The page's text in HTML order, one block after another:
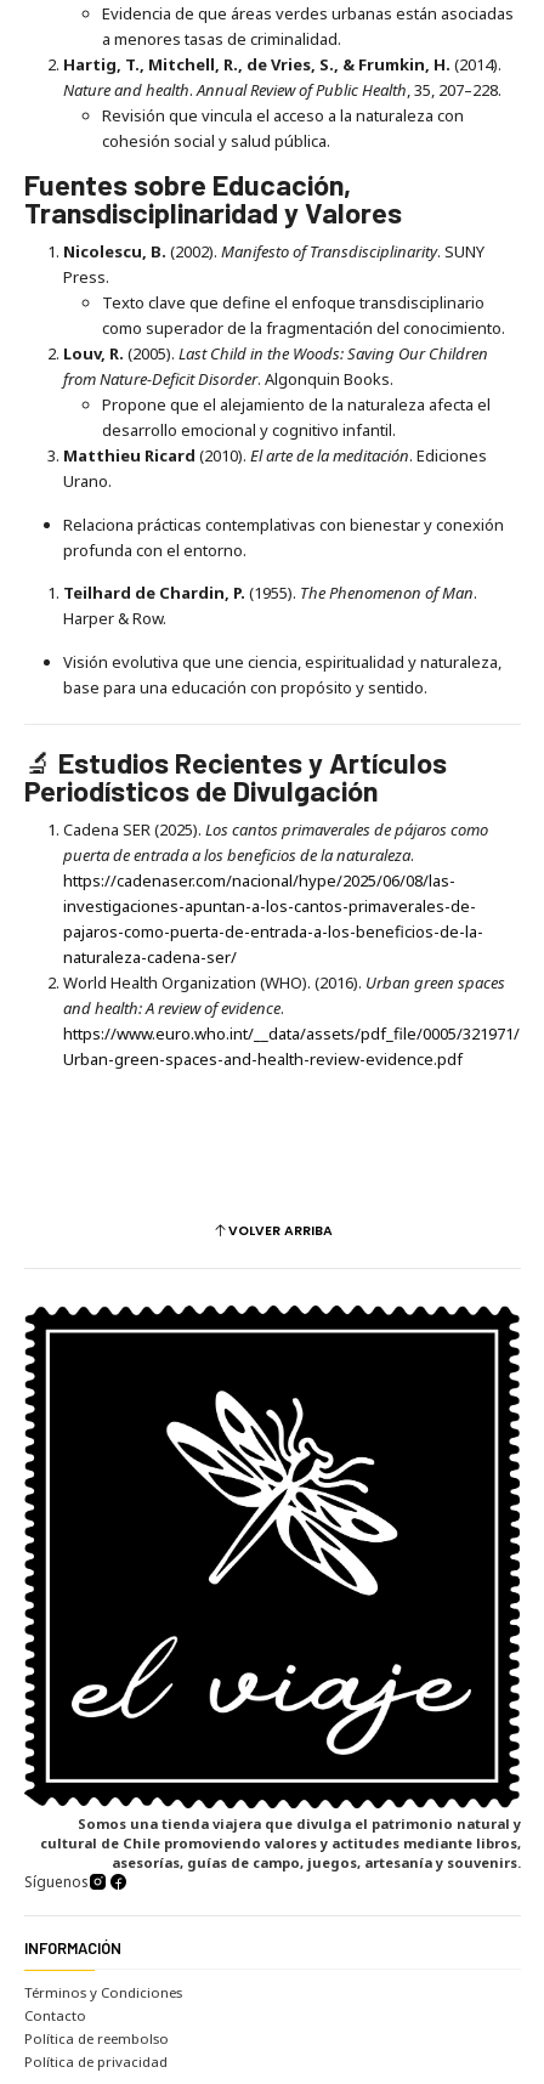
Evidencia de que áreas verdes urbanas están asociadas
a menores tasas de criminalidad.
Hartig, T., Mitchell, R., de Vries, S., & Frumkin, H. (2014).
Nature and health.Annual Review of Public Health, 35, 207–228.
Revisión que vincula el acceso a la naturaleza con
cohesión social y salud pública.
Fuentes sobre Educación,
Transdisciplinaridad y Valores
Nicolescu, B. (2002). Manifesto of Transdisciplinarity. SUNY
Press.
Texto clave que define el enfoque transdisciplinario
como superador de la fragmentación del conocimiento.
Louv, R. (2005). Last Child in the Woods: Saving Our Children
from Nature-Deficit Disorder. Algonquin Books.
Propone que el alejamiento de la naturaleza afecta el
desarrollo emocional y cognitivo infantil.
Matthieu Ricard (2010). El arte de la meditación. Ediciones
Urano.
Relaciona prácticas contemplativas con bienestar y conexión
profunda con el entorno.
Teilhard de Chardin, P. (1955). The Phenomenon of Man.
Harper & Row.
Visión evolutiva que une ciencia, espiritualidad y naturaleza,
base para una educación con propósito y sentido.
🔬 Estudios Recientes y Artículos
Periodísticos de Divulgación
Cadena SER (2025). Los cantos primaverales de pájaros como
puerta de entrada a los beneficios de la naturaleza.
https://cadenaser.com/nacional/hype/2025/06/08/las-
investigaciones-apuntan-a-los-cantos-primaverales-de-
pajaros-como-puerta-de-entrada-a-los-beneficios-de-la-
naturaleza-cadena-ser/
World Health Organization (WHO). (2016). Urban green spaces
and health: A review of evidence.
https://www.euro.who.int/__data/assets/pdf_file/0005/321971/
Urban-green-spaces-and-health-review-evidence.pdf
VOLVER ARRIBA
Somos una tienda viajera que divulga el patrimonio natural y
cultural de Chile promoviendo valores y actitudes mediante libros,
asesorías, guías de campo, juegos, artesanía y souvenirs.
Síguenos
INFORMACIÓN
Términos y Condiciones
Contacto
Política de reembolso
Política de privacidad